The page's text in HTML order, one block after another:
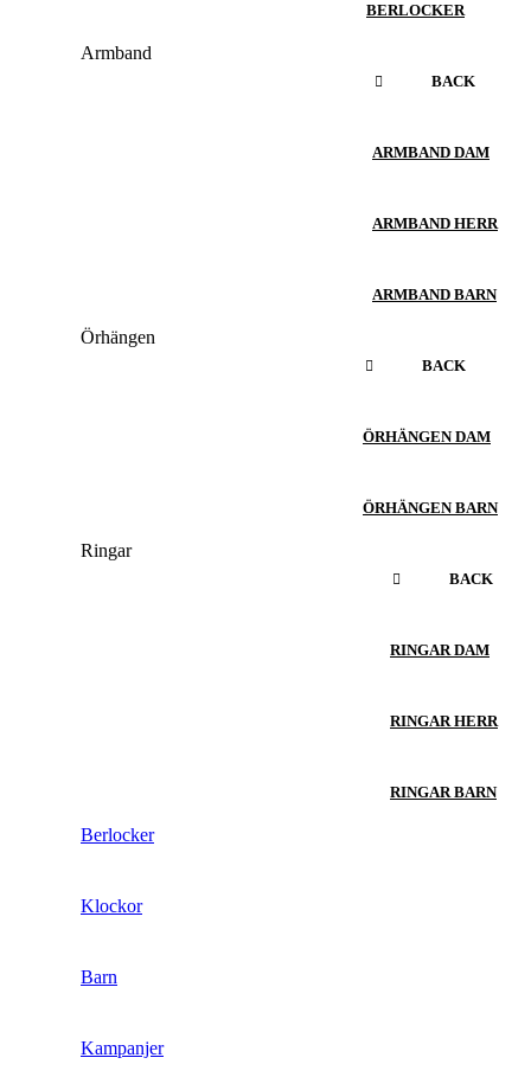
BERLOCKER
Armband
BACK
ARMBAND DAM
ARMBAND HERR
ARMBAND BARN
Örhängen
BACK
ÖRHÄNGEN DAM
ÖRHÄNGEN BARN
Ringar
BACK
RINGAR DAM
RINGAR HERR
RINGAR BARN
Berlocker
Klockor
Barn
Kampanjer